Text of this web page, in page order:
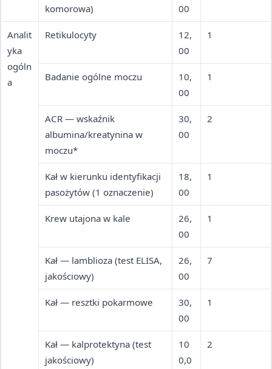
komorowa)
00
Analit
yka
ogóln
a
Retikulocyty
12,
00
1
Badanie ogólne moczu
10,
00
1
ACR — wskaźnik
albumina/kreatynina w
moczu*
30,
00
2
Kał w kierunku identyfikacji
pasożytów (1 oznaczenie)
18,
00
1
Krew utajona w kale
26,
00
1
Kał — lamblioza (test ELISA,
jakościowy)
26,
00
7
Kał — resztki pokarmowe
30,
00
1
Kał — kalprotektyna (test
jakościowy)
10
0,0
2